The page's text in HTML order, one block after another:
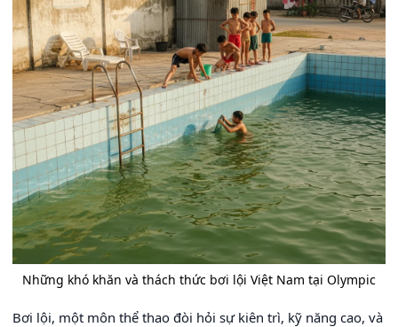
Những khó khăn và thách thức bơi lội Việt Nam tại Olympic
Bơi lội, một môn thể thao đòi hỏi sự kiên trì, kỹ năng cao, và